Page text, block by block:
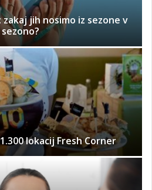
jih nosimo iz sezone v
sezono?
lokacij Fresh Corner